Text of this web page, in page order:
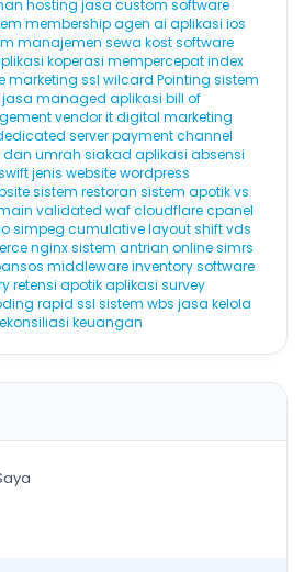
hosting jasa custom software
membershipagen ai aplikasi ios
manajemen sewa kostsoftware
koperasi mempercepat index
marketing ssl wilcard Pointing sistem
jasa managed aplikasi bill of
vendor itdigital marketing
serverpayment channel
dan umrah siakad aplikasi absensi
jenis websitewordpress
sistem restoran sistem apotikvs
validated waf cloudflarecpanel
simpeg cumulative layout shiftvds
nginxsistem antrian onlinesimrs
middlewareinventory software
retensi apotikaplikasi survey
rapid ssl sistem wbs jasa kelola
keuangan